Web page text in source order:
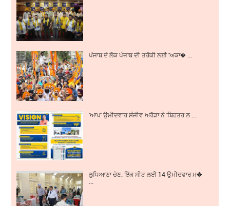
ਪੰਜਾਬ ਦੇ ਲੋਕ ਪੰਜਾਬ ਦੀ ਤਰੱਕੀ ਲਈ 'ਅਕਾ� ...
'ਆਪ' ਉਮੀਦਵਾਰ ਸੰਜੀਵ ਅਰੋੜਾ ਨੇ 'ਬਿਹਤਰ ਲ ...
ਲੁਧਿਆਣਾ ਚੋਣ: ਇੱਕ ਸੀਟ ਲਈ 14 ਉਮੀਦਵਾਰ ਮ�
...